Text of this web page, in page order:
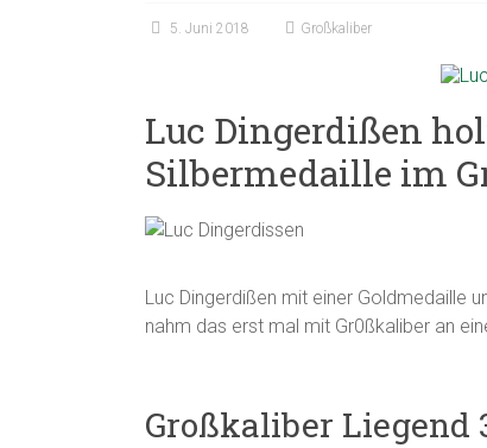
5. Juni 2018 Großkaliber
Luc Dingerdißen
Silbermedaille im
Luc Dingerdißen mit einer Goldmedaille
nahm das erst mal mit Gr0ßkaliber an
Großkaliber Liegend